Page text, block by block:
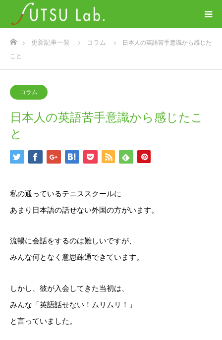
ホーム更新記事一覧 コラム
日本人の英語苦手意識から感じた
こと
コラム
日本人の英語苦手意識から感じたこ
と
私の通っているテニススクールに
あまり日本語の話せない外国の方がいます。
流暢に会話をするのは難しいですが、
みんな何となく意思疎通できています。
しかし、彼が入会してきた当初は、
みんな「英語話せない！ムリムリ！」
と言っていました。